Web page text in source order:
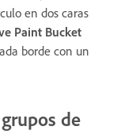
en dos caras
Paint Bucket
borde con un
de